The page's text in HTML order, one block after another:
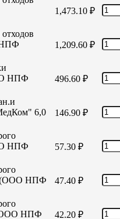
1,473.10 ₽
НПФ
1,209.60 ₽
НПФ
496.60 ₽
6,0
146.90 ₽
НПФ
57.30 ₽
л (ООО НПФ
47.40 ₽
(ООО НПФ
42.20 ₽